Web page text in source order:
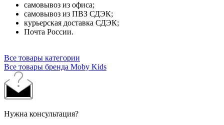
самовывоз из офиса;
самовывоз из ПВЗ СДЭК;
курьерская доставка СДЭК;
Почта России.
Все товары категории
Все товары бренда Moby Kids
Нужна консультация?